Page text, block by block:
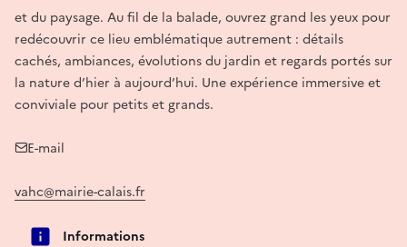
et du paysage. Au fil de la balade, ouvrez grand les yeux pour
redécouvrir ce lieu emblématique autrement : détails
cachés, ambiances, évolutions du jardin et regards portés sur
la nature d’hier à aujourd’hui. Une expérience immersive et
conviviale pour petits et grands.
E-mail
vahc@mairie-calais.fr
Informations